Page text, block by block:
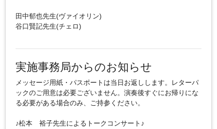
田中郁也先生(ヴァイオリン)
谷口賢記先生(チェロ)
実施事務局からのお知らせ
メッセージ用紙・パスポートは当日お返しします。レターパ
ックのご用意は必要ございません。演奏後すぐにお帰りにな
る必要がある場合のみ、ご持参ください。
♪松本 裕子先生によるトークコンサート♪